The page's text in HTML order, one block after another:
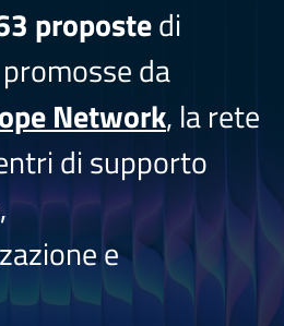
propostedi
da
Network, la rete
di supporto
e